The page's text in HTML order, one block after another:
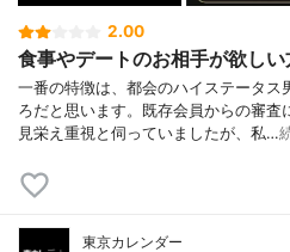
2.00
食事やデートのお相手が欲しい
一番の特徴は、都会のハイステータス
ろだと思います。既存会員からの審査
見栄え重視と伺っていましたが、私…
東京カレンダー